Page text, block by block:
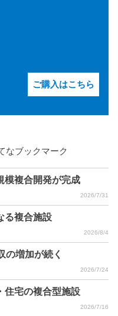
ご購入はこちら
なブックマーク
模複合開発が完成
2026/7/31
る複合施設
2026/8/4
の増加が続く
2026/7/24
住宅の複合型施設
2026/7/16